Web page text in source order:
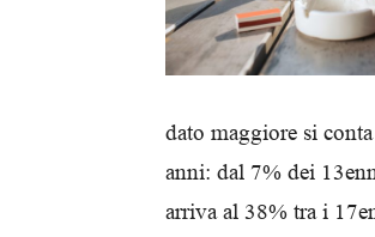
dato maggiore si
anni: dal 7% dei
arriva al 38% tra i